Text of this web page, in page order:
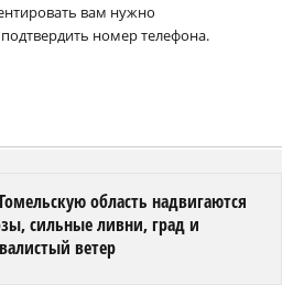
вам нужно
номер телефона.
область надвигаются
сильные ливни, град и
ветер